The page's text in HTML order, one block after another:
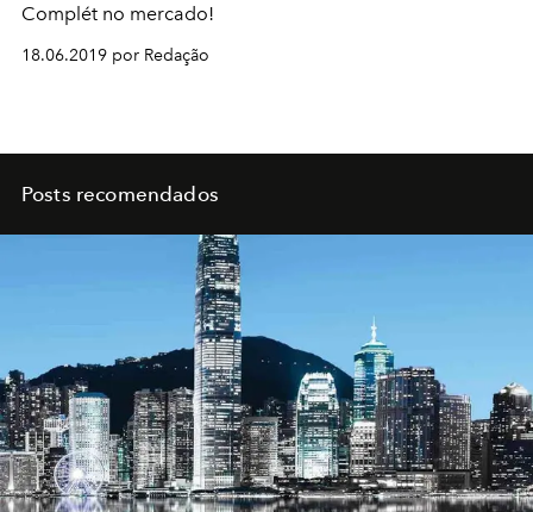
Complét no mercado!
18.06.2019 por Redação
Posts recomendados